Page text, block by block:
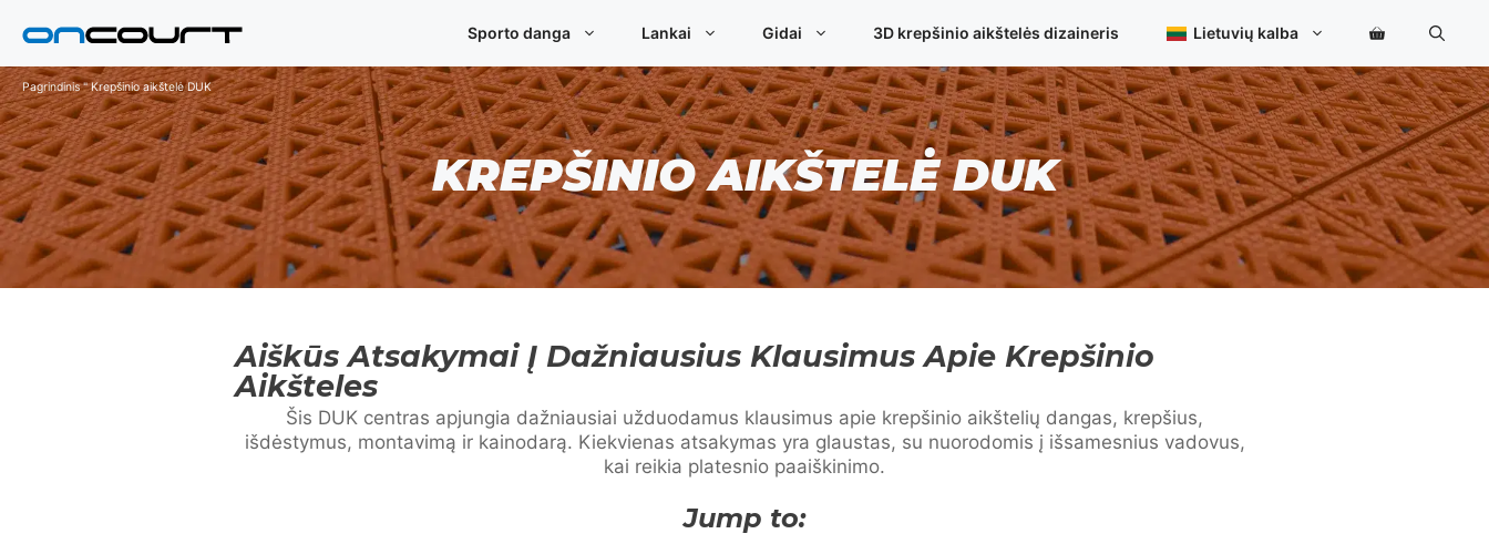
prie
Sporto danga Lankai Gidai 3D krepšinio aikštelės dizaineris Lietuvių kalba
Pagrindinis"Krepšinio aikštelė DUK
KREPŠINIO AIKŠTELĖ DUK
Aiškūs Atsakymai Į Dažniausius Klausimus Apie Krepšinio
Aikšteles
Šis DUK centras apjungia dažniausiai užduodamus klausimus apie krepšinio aikštelių dangas, krepšius,
išdėstymus, montavimą ir kainodarą. Kiekvienas atsakymas yra glaustas, su nuorodomis į išsamesnius vadovus,
kai reikia platesnio paaiškinimo.
Jump to: